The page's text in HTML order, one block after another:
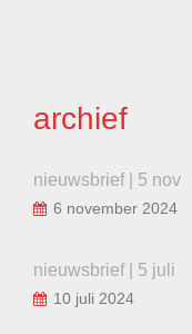
archief
nieuwsbrief | 5 nov
6 november 2024
nieuwsbrief | 5 juli
10 juli 2024